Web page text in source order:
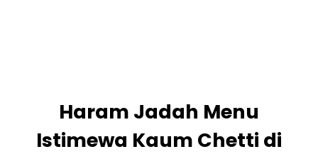
Haram Jadah Menu
Istimewa Kaum Chetti di